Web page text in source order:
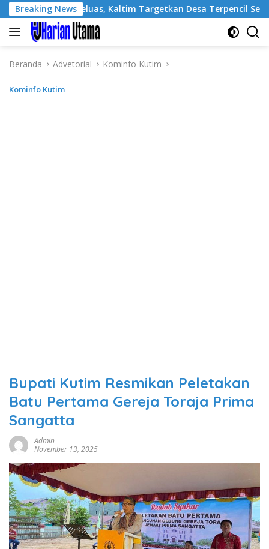
Langsung
ke
konten
Breaking News
Meluas, Kaltim Targetkan Desa Terpencil Segera
Beranda Advetorial Kominfo Kutim
Kominfo Kutim
Bupati Kutim Resmikan Peletakan
Batu Pertama Gereja Toraja Prima
Sangatta
Admin
November 13, 2025